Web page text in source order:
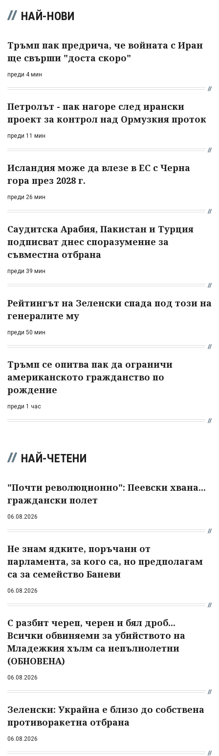
НАЙ-НОВИ
Тръмп пак предрича, че войната с Иран
ще свърши "доста скоро"
преди 4 мин
Петролът - пак нагоре след ирански
проект за контрол над Ормузкия проток
преди 11 мин
Исландия може да влезе в ЕС с Черна
гора през 2028 г.
преди 26 мин
Саудитска Арабия, Пакистан и Турция
подписват днес споразумение за
съвместна отбрана
преди 39 мин
Рейтингът на Зеленски спада под този на
генералите му
преди 50 мин
Тръмп се опитва пак да ограничи
американското гражданство по
рождение
преди 1 час
НАЙ-ЧЕТЕНИ
"Почти революционно": Пеевски хвана...
граждански полет
06.08.2026
Не знам ядките, поръчани от
парламента, за кого са, но предполагам
са за семейство Баневи
06.08.2026
С разбит череп, черен и бял дроб...
Всички обвиняеми за убийството на
Младежкия хълм са непълнолетни
(ОБНОВЕНА)
06.08.2026
Зеленски: Украйна е близо до собствена
противоракетна отбрана
06.08.2026